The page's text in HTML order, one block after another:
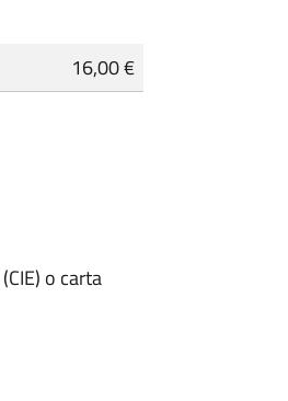
16,00 €
o carta